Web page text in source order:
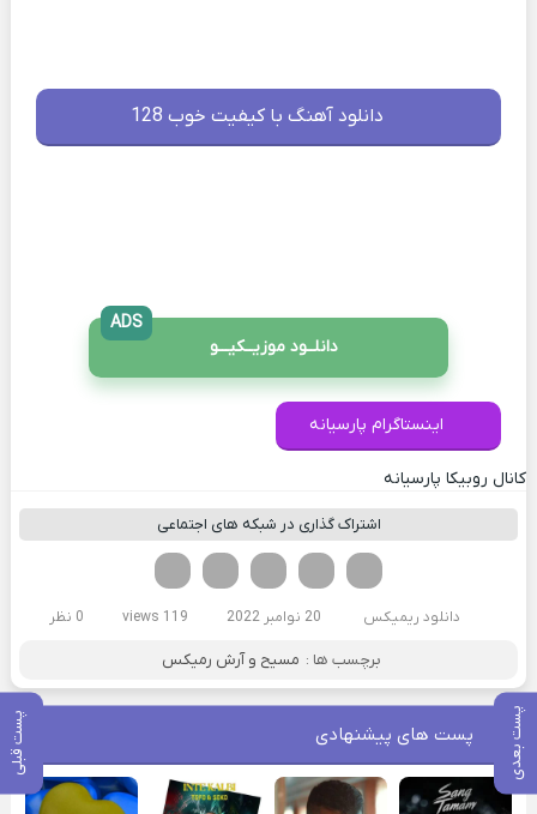
پست بعدی پست قبلی
دانلود آهنگ با کیفیت خوب 128
دانلــود موزیــکیـــو
ADS
اینستاگرام پارسیانه
کانال روبیکا پارسیانه
اشتراک گذاری در شبکه های اجتماعی
لینکدین تویتر
فیسوک
دانلود ریمیکس 20 نوامبر 2022 119 views 0 نظر
برچسب ها : مسیح و آرش رمیکس
پست های پیشنهادی